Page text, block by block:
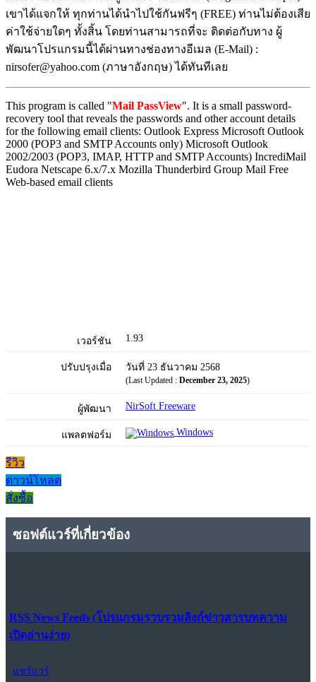
เขาได้แจกให้ ทุกท่านได้นำไปใช้กันฟรีๆ (FREE) ท่านไม่ต้องเสีย
ค่าใช้จ่ายใดๆ ทั้งสิ้น โดยท่านสามารถที่จะ ติดต่อกับทาง ผู้
พัฒนาโปรแกรมนี้ได้ผ่านทางช่องทางอีเมล (E-Mail) :
nirsofer@yahoo.com (ภาษาอังกฤษ) ได้ทันทีเลย
This program is called "Mail PassView". It is a small password-
recovery tool that reveals the passwords and other account details
for the following email clients: Outlook Express Microsoft Outlook
2000 (POP3 and SMTP Accounts only) Microsoft Outlook
2002/2003 (POP3, IMAP, HTTP and SMTP Accounts) IncrediMail
Eudora Netscape 6.x/7.x Mozilla Thunderbird Group Mail Free
Web-based email clients
เวอร์ชัน 1.93
ปรับปรุงเมื่อ วันที่ 23 ธันวาคม 2568
(Last Updated : December 23, 2025)
ผู้พัฒนา NirSoft Freeware
แพลตฟอร์ม Windows
รีวิว
ดาวน์โหลด
สั่งซื้อ
ซอฟต์แวร์ที่เกี่ยวข้อง
RSS News Feeds (โปรแกรมรวบรวมลิงก์ข่าวสารบทความ
เปิดอ่านง่าย)
แชร์แวร์